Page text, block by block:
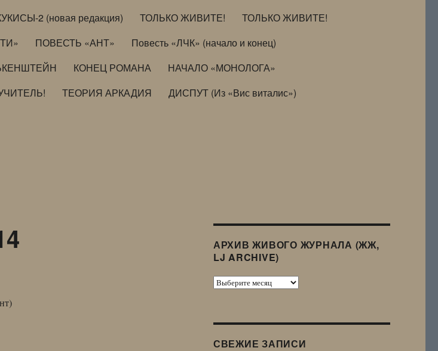
2 (новая редакция) ТОЛЬКО ЖИВИТЕ!
ТОЛЬКО ЖИВИТЕ!
ПОВЕСТЬ «АНТ»
Повесть «ЛЧК» (начало и конец)
КОНЕЦ РОМАНА
НАЧАЛО «МОНОЛОГА»
ТЕОРИЯ АРКАДИЯ ДИСПУТ (Из «Вис виталис»)
АРХИВ ЖИВОГО ЖУРНАЛА (ЖЖ,
LJ ARCHIVE)
Архив
Archive)
СВЕЖИЕ ЗАПИСИ